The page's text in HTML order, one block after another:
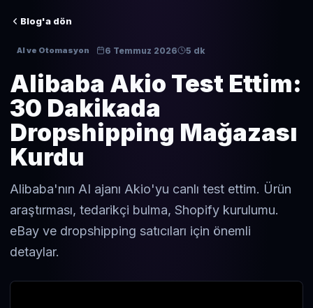
Blog'a dön
AI ve Otomasyon 6 Temmuz 2026 5 dk
Alibaba Akio Test Ettim:
30 Dakikada
Dropshipping Mağazası
Kurdu
Alibaba'nın AI ajanı Akio'yu canlı test ettim. Ürün
araştırması, tedarikçi bulma, Shopify kurulumu.
eBay ve dropshipping satıcıları için önemli
detaylar.